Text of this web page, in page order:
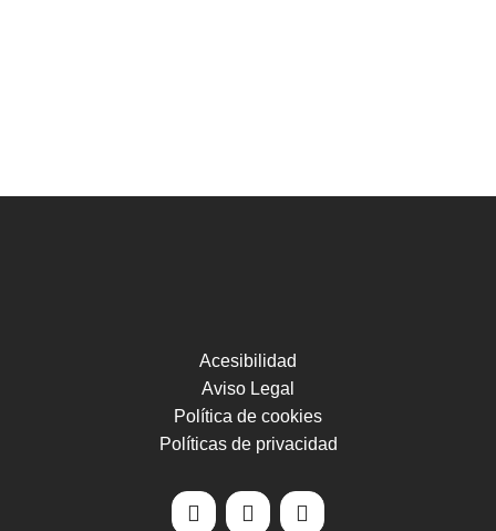
Acesibilidad
Aviso Legal
Política de cookies
Políticas de privacidad